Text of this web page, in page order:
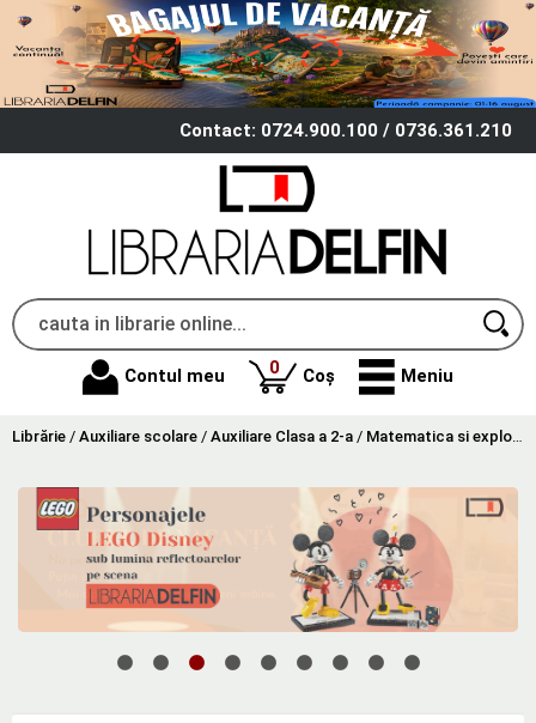
Contact: 0724.900.100 / 0736.361.210
Contul meu 0produse
Coș Meniu
Librărie / Auxiliare scolare / Auxiliare Clasa a 2-a / Matematica si explorarea mediului Clasa 2